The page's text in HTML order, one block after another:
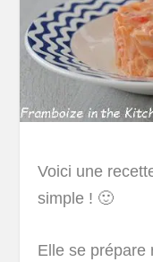
Voici une
simple ! 🙂
Elle se prépare